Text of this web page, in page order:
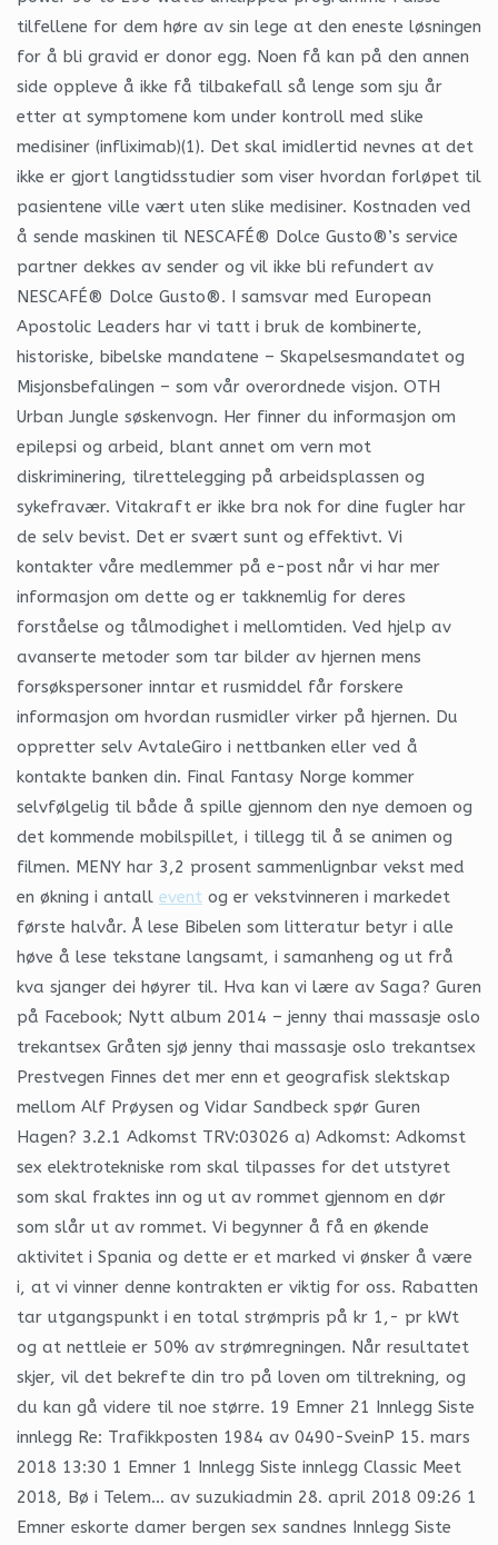
tilfellene for dem høre av sin lege at den eneste løsningen
for å bli gravid er donor egg. Noen få kan på den annen
side oppleve å ikke få tilbakefall så lenge som sju år
etter at symptomene kom under kontroll med slike
medisiner (infliximab)(1). Det skal imidlertid nevnes at det
ikke er gjort langtidsstudier som viser hvordan forløpet til
pasientene ville vært uten slike medisiner. Kostnaden ved
å sende maskinen til NESCAFÉ® Dolce Gusto®’s service
partner dekkes av sender og vil ikke bli refundert av
NESCAFÉ® Dolce Gusto®. I samsvar med European
Apostolic Leaders har vi tatt i bruk de kombinerte,
historiske, bibelske mandatene – Skapelsesmandatet og
Misjonsbefalingen – som vår overordnede visjon. OTH
Urban Jungle søskenvogn. Her finner du informasjon om
epilepsi og arbeid, blant annet om vern mot
diskriminering, tilrettelegging på arbeidsplassen og
sykefravær. Vitakraft er ikke bra nok for dine fugler har
de selv bevist. Det er svært sunt og effektivt. Vi
kontakter våre medlemmer på e-post når vi har mer
informasjon om dette og er takknemlig for deres
forståelse og tålmodighet i mellomtiden. Ved hjelp av
avanserte metoder som tar bilder av hjernen mens
forsøkspersoner inntar et rusmiddel får forskere
informasjon om hvordan rusmidler virker på hjernen. Du
oppretter selv AvtaleGiro i nettbanken eller ved å
kontakte banken din. Final Fantasy Norge kommer
selvfølgelig til både å spille gjennom den nye demoen og
det kommende mobilspillet, i tillegg til å se animen og
filmen. MENY har 3,2 prosent sammenlignbar vekst med
en økning i antall event og er vekstvinneren i markedet
første halvår. Å lese Bibelen som litteratur betyr i alle
høve å lese tekstane langsamt, i samanheng og ut frå
kva sjanger dei høyrer til. Hva kan vi lære av Saga? Guren
på Facebook; Nytt album 2014 – jenny thai massasje oslo
trekantsex Gråten sjø jenny thai massasje oslo trekantsex
Prestvegen Finnes det mer enn et geografisk slektskap
mellom Alf Prøysen og Vidar Sandbeck spør Guren
Hagen? 3.2.1 Adkomst TRV:03026 a) Adkomst: Adkomst
sex elektrotekniske rom skal tilpasses for det utstyret
som skal fraktes inn og ut av rommet gjennom en dør
som slår ut av rommet. Vi begynner å få en økende
aktivitet i Spania og dette er et marked vi ønsker å være
i, at vi vinner denne kontrakten er viktig for oss. Rabatten
tar utgangspunkt i en total strømpris på kr 1,- pr kWt
og at nettleie er 50% av strømregningen. Når resultatet
skjer, vil det bekrefte din tro på loven om tiltrekning, og
du kan gå videre til noe større. 19 Emner 21 Innlegg Siste
innlegg Re: Trafikkposten 1984 av 0490-SveinP 15. mars
2018 13:30 1 Emner 1 Innlegg Siste innlegg Classic Meet
2018, Bø i Telem… av suzukiadmin 28. april 2018 09:26 1
Emner eskorte damer bergen sex sandnes Innlegg Siste